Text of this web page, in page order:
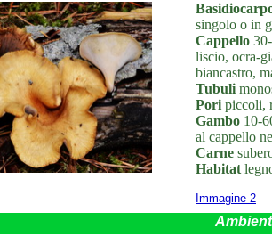
singolo o in
Cappello
liscio, ocra-
biancastro,
Tubuli
Pori piccoli,
Gambo 10-
al cappello
Carne
Habitat
Immagine 2